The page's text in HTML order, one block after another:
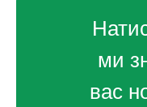
ми
вас